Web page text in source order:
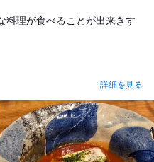
料理が食べることが出来きす
詳細を見る